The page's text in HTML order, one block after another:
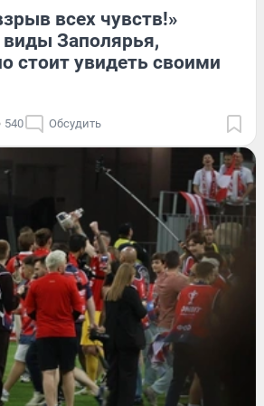
всех чувств!»
Заполярья,
стоит увидеть своими
540 Обсудить